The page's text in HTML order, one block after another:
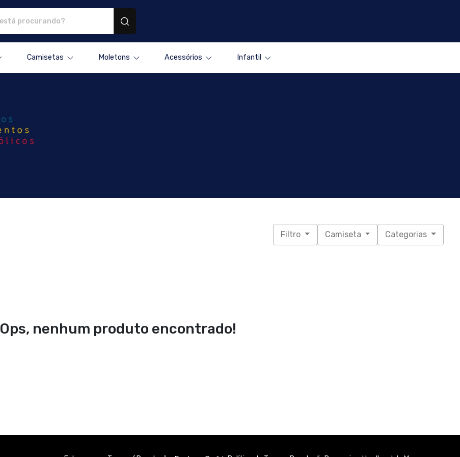
Camisetas Moletons Acessórios Infantil
Filtro Camiseta Categorias
Ops, nenhum produto encontrado!